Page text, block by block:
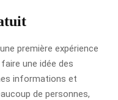
première expérience
une idée des
informations et
de personnes,